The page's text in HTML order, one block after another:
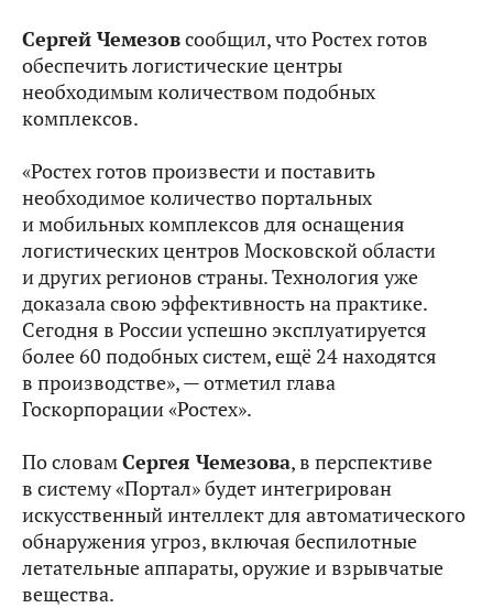
Сергей Чемезовсообщил, что Ростех готов
обеспечить логистические центры
необходимым количеством подобных
комплексов.
«Ростех готов произвести и поставить
необходимое количество портальных
и мобильных комплексов для оснащения
логистических центров Московской области
и других регионов страны. Технология уже
доказала свою эффективность на практике.
Сегодня в России успешно эксплуатируется
более 60 подобных систем, ещё 24 находятся
в производстве», — отметил глава
Госкорпорации «Ростех».
По словамСергея Чемезова, в перспективе
в систему «Портал» будет интегрирован
искусственный интеллект для автоматического
обнаружения угроз, включая беспилотные
летательные аппараты, оружие и взрывчатые
вещества.